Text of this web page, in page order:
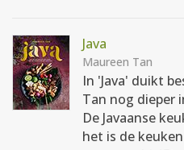
Java
Maureen Tan
In 'Java' duikt
Tan nog dieper
De Javaanse
het is de